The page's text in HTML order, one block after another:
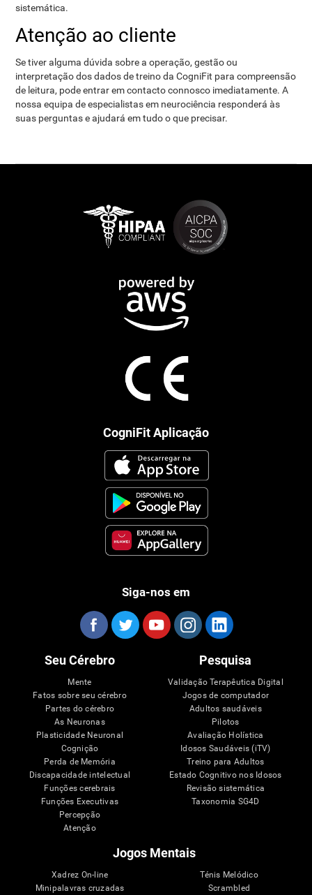
sistemática.
Atenção ao cliente
Se tiver alguma dúvida sobre a operação, gestão ou
interpretação dos dados de treino da CogniFit para compreensão
de leitura, pode entrar em contacto connosco imediatamente. A
nossa equipa de especialistas em neurociência responderá às
suas perguntas e ajudará em tudo o que precisar.
CogniFit Aplicação
Siga-nos em
Seu Cérebro
Mente
Fatos sobre seu cérebro
Partes do cérebro
As Neuronas
Plasticidade Neuronal
Cognição
Perda de Memória
Discapacidade intelectual
Funções cerebrais
Funções Executivas
Percepção
Atenção
Pesquisa
Validação Terapêutica Digital
Jogos de computador
Adultos saudáveis
Pilotos
Avaliação Holística
Idosos Saudáveis (iTV)
Treino para Adultos
Estado Cognitivo nos Idosos
Revisão sistemática
Taxonomia SG4D
Jogos Mentais
Xadrez On-line
Minipalavras cruzadas
Ténis Melódico
Scrambled